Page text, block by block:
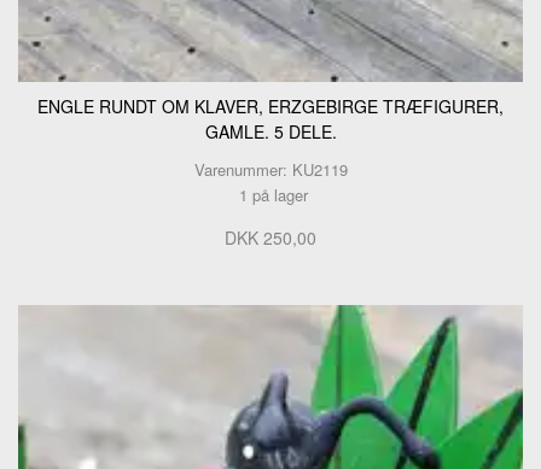
ENGLE RUNDT OM KLAVER, ERZGEBIRGE TRÆFIGURER,
GAMLE. 5 DELE.
Varenummer: KU2119
1 på lager
DKK 250,00